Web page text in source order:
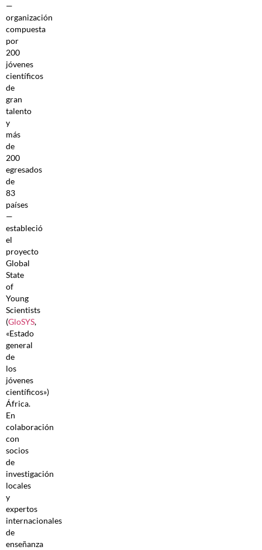
—
organización
compuesta
por
200
jóvenes
científicos
de
gran
talento
y
más
de
200
egresados
de
83
países
—
estableció
el
proyecto
Global
State
of
Young
Scientists
(GloSYS,
«Estado
general
de
los
jóvenes
científicos»)
África.
En
colaboración
con
socios
de
investigación
locales
y
expertos
internacionales
de
enseñanza